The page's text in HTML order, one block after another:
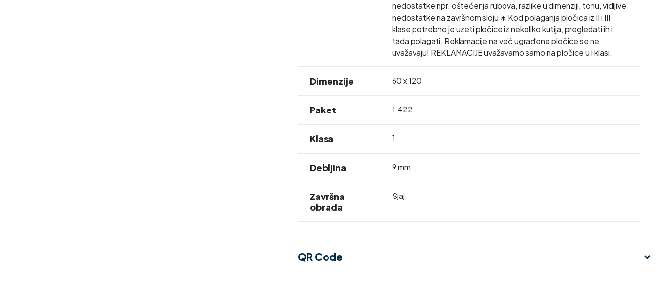
nedostatke npr. oštećenja rubova, razlike u dimenziji, tonu, vidljive
nedostatke na završnom sloju ∗ Kod polaganja pločica iz II i III
klase potrebno je uzeti pločice iz nekoliko kutija, pregledati ih i
tada polagati. Reklamacije na već ugrađene pločice se ne
uvažavaju! REKLAMACIJE uvažavamo samo na pločice u I klasi.
Dimenzije 60 x 120
Paket 1.422
Klasa 1
Debljina 9 mm
Završna
obrada
Sjaj
QR Code